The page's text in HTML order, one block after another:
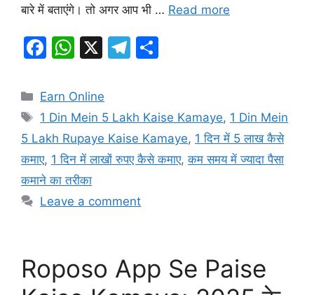
बारे में बताएंगे। तो अगर आप भी … Read more
F
c
e
b
o
o
k
W
at
s
A
p
p
X
T
gr
a
m
e
Categories
Earn Online
Tags
1 Din Mein 5 Lakh Kaise Kamaye, 1 Din Mein
5 Lakh Rupaye Kaise Kamaye, 1 दिन में 5 लाख कैसे
कमाए, 1 दिन में लाखों रुपए कैसे कमाए,कम समय में ज्यादा पैसा
कमाने का तरीका
Leave a comment
Roposo App Se Paise